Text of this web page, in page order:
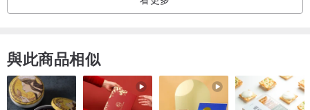
製作完成後，師傅會發送多角度成品實拍圖供您確認。
可依您的意見針對作品修改，直至您滿意為止 ❣️
與此商品相似